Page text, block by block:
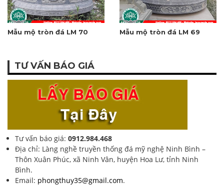
Mẫu mộ tròn đá LM 70 Mẫu mộ tròn đá LM 69
TƯ VẤN BÁO GIÁ
Tư vấn báo giá: 0912.984.468
Địa chỉ: Làng nghề truyền thống đá mỹ nghệ Ninh Bình –
Thôn Xuân Phúc, xã Ninh Vân, huyện Hoa Lư, tỉnh Ninh
Bình.
Email: phongthuy35@gmail.com.